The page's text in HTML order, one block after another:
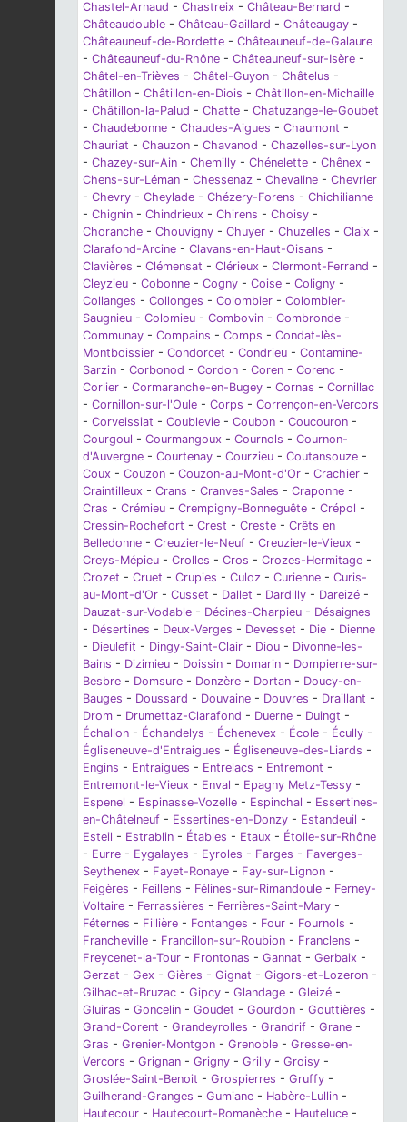
Chastel-Arnaud - Chastreix - Château-Bernard -
Châteaudouble - Château-Gaillard - Châteaugay -
Châteauneuf-de-Bordette - Châteauneuf-de-Galaure
- Châteauneuf-du-Rhône - Châteauneuf-sur-Isère -
Châtel-en-Trièves - Châtel-Guyon - Châtelus -
Châtillon - Châtillon-en-Diois - Châtillon-en-Michaille
- Châtillon-la-Palud - Chatte - Chatuzange-le-Goubet
- Chaudebonne - Chaudes-Aigues - Chaumont -
Chauriat - Chauzon - Chavanod - Chazelles-sur-Lyon
- Chazey-sur-Ain - Chemilly - Chénelette - Chênex -
Chens-sur-Léman - Chessenaz - Chevaline - Chevrier
- Chevry - Cheylade - Chézery-Forens - Chichilianne
- Chignin - Chindrieux - Chirens - Choisy -
Choranche - Chouvigny - Chuyer - Chuzelles - Claix -
Clarafond-Arcine - Clavans-en-Haut-Oisans -
Clavières - Clémensat - Clérieux - Clermont-Ferrand -
Cleyzieu - Cobonne - Cogny - Coise - Coligny -
Collanges - Collonges - Colombier - Colombier-
Saugnieu - Colomieu - Combovin - Combronde -
Communay - Compains - Comps - Condat-lès-
Montboissier - Condorcet - Condrieu - Contamine-
Sarzin - Corbonod - Cordon - Coren - Corenc -
Corlier - Cormaranche-en-Bugey - Cornas - Cornillac
- Cornillon-sur-l'Oule - Corps - Corrençon-en-Vercors
- Corveissiat - Coublevie - Coubon - Coucouron -
Courgoul - Courmangoux - Cournols - Cournon-
d'Auvergne - Courtenay - Courzieu - Coutansouze -
Coux - Couzon - Couzon-au-Mont-d'Or - Crachier -
Craintilleux - Crans - Cranves-Sales - Craponne -
Cras - Crémieu - Crempigny-Bonneguête - Crépol -
Cressin-Rochefort - Crest - Creste - Crêts en
Belledonne - Creuzier-le-Neuf - Creuzier-le-Vieux -
Creys-Mépieu - Crolles - Cros - Crozes-Hermitage -
Crozet - Cruet - Crupies - Culoz - Curienne - Curis-
au-Mont-d'Or - Cusset - Dallet - Dardilly - Dareizé -
Dauzat-sur-Vodable - Décines-Charpieu - Désaignes
- Désertines - Deux-Verges - Devesset - Die - Dienne
- Dieulefit - Dingy-Saint-Clair - Diou - Divonne-les-
Bains - Dizimieu - Doissin - Domarin - Dompierre-sur-
Besbre - Domsure - Donzère - Dortan - Doucy-en-
Bauges - Doussard - Douvaine - Douvres - Draillant -
Drom - Drumettaz-Clarafond - Duerne - Duingt -
Échallon - Échandelys - Échenevex - École - Écully -
Égliseneuve-d'Entraigues - Égliseneuve-des-Liards -
Engins - Entraigues - Entrelacs - Entremont -
Entremont-le-Vieux - Enval - Epagny Metz-Tessy -
Espenel - Espinasse-Vozelle - Espinchal - Essertines-
en-Châtelneuf - Essertines-en-Donzy - Estandeuil -
Esteil - Estrablin - Étables - Etaux - Étoile-sur-Rhône
- Eurre - Eygalayes - Eyroles - Farges - Faverges-
Seythenex - Fayet-Ronaye - Fay-sur-Lignon -
Feigères - Feillens - Félines-sur-Rimandoule - Ferney-
Voltaire - Ferrassières - Ferrières-Saint-Mary -
Féternes - Fillière - Fontanges - Four - Fournols -
Francheville - Francillon-sur-Roubion - Franclens -
Freycenet-la-Tour - Frontonas - Gannat - Gerbaix -
Gerzat - Gex - Gières - Gignat - Gigors-et-Lozeron -
Gilhac-et-Bruzac - Gipcy - Glandage - Gleizé -
Gluiras - Goncelin - Goudet - Gourdon - Gouttières -
Grand-Corent - Grandeyrolles - Grandrif - Grane -
Gras - Grenier-Montgon - Grenoble - Gresse-en-
Vercors - Grignan - Grigny - Grilly - Groisy -
Groslée-Saint-Benoit - Grospierres - Gruffy -
Guilherand-Granges - Gumiane - Habère-Lullin -
Hautecour - Hautecourt-Romanèche - Hauteluce -